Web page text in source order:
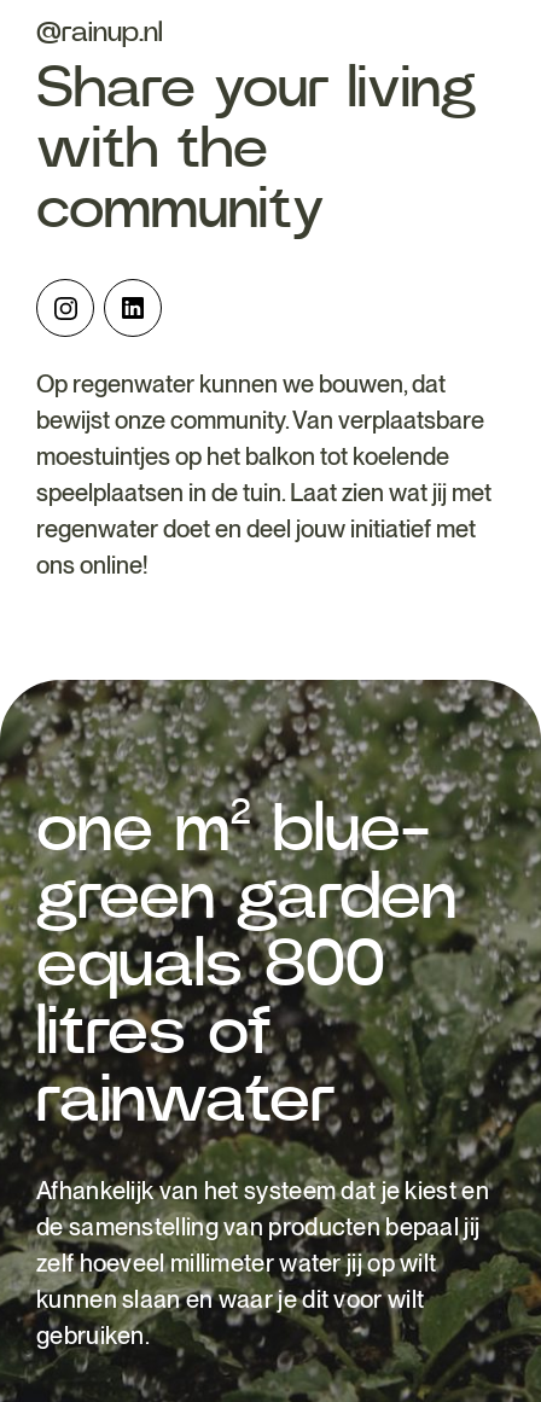
@rainup.nl
Share your living
with the
community
Op regenwater kunnen we bouwen, dat
bewijst onze community. Van verplaatsbare
moestuintjes op het balkon tot koelende
speelplaatsen in de tuin. Laat zien wat jij met
regenwater doet en deel jouw initiatief met
ons online!
one m² blue-
green garden
equals 800
litres of
rainwater
Afhankelijk van het systeem dat je kiest en
de samenstelling van producten bepaal jij
zelf hoeveel millimeter water jij op wilt
kunnen slaan en waar je dit voor wilt
gebruiken.